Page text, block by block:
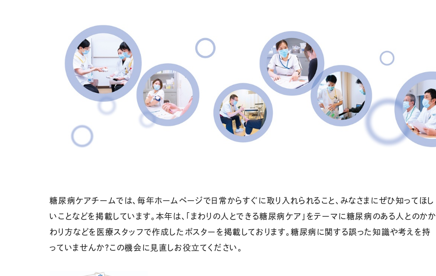
糖尿病ケアチームでは、毎年ホームページで日常からすぐに取り入れられること、みなさまにぜひ知ってほし
いことなどを掲載しています。本年は、「まわりの人とできる糖尿病ケア」をテーマに糖尿病のある人とのかか
わり方などを医療スタッフで作成したポスターを掲載しております。糖尿病に関する誤った知識や考えを持
っていませんか？この機会に見直しお役立てください。